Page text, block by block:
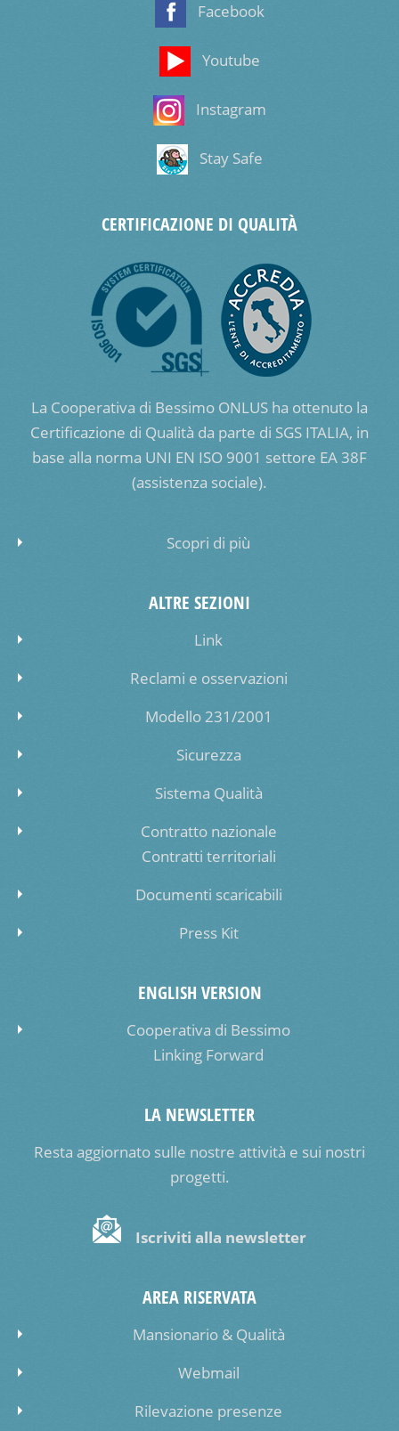
Facebook
Youtube
Instagram
Stay Safe
CERTIFICAZIONE DI QUALITÀ
La Cooperativa di Bessimo ONLUS ha ottenuto la
Certificazione di Qualità da parte di SGS ITALIA, in
base alla norma UNI EN ISO 9001 settore EA 38F
(assistenza sociale).
Scopri di più
ALTRE SEZIONI
Link
Reclami e osservazioni
Modello 231/2001
Sicurezza
Sistema Qualità
Contratto nazionale
Contratti territoriali
Documenti scaricabili
Press Kit
ENGLISH VERSION
Cooperativa di Bessimo
Linking Forward
LA NEWSLETTER
Resta aggiornato sulle nostre attività e sui nostri
progetti.
Iscriviti alla newsletter
AREA RISERVATA
Mansionario & Qualità
Webmail
Rilevazione presenze